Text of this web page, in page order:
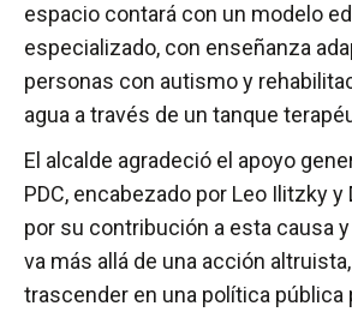
espacio contará con un modelo
especializado, con enseñanza
personas con autismo y
agua a través de un tanque
El alcalde agradeció el apoyo
PDC, encabezado por Leo Ilitzky y
por su contribución a esta causa
va más allá de una acción
trascender en una política pública